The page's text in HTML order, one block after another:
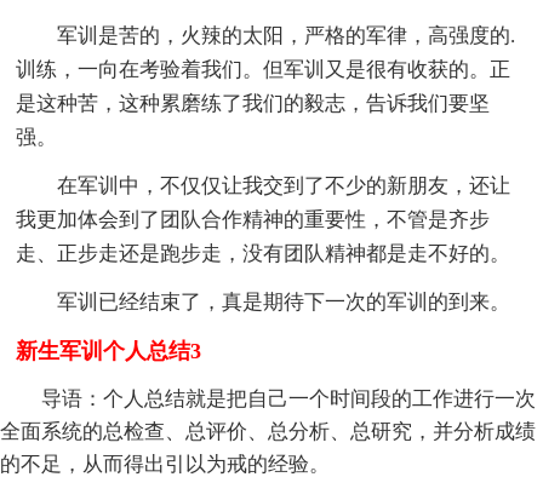
军训是苦的，火辣的太阳，严格的军律，高强度的.
训练，一向在考验着我们。但军训又是很有收获的。正
是这种苦，这种累磨练了我们的毅志，告诉我们要坚
强。
在军训中，不仅仅让我交到了不少的新朋友，还让
我更加体会到了团队合作精神的重要性，不管是齐步
走、正步走还是跑步走，没有团队精神都是走不好的。
军训已经结束了，真是期待下一次的军训的到来。
新生军训个人总结3
导语：个人总结就是把自己一个时间段的工作进行一次
全面系统的总检查、总评价、总分析、总研究，并分析成绩
的不足，从而得出引以为戒的经验。